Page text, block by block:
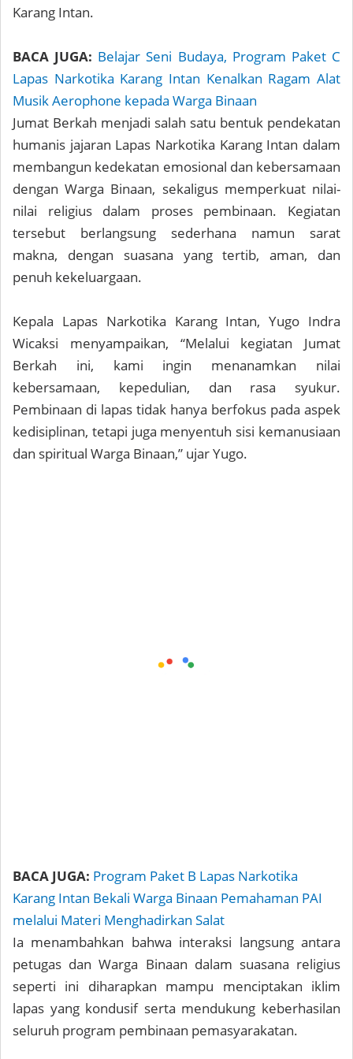
Karang Intan.
BACA JUGA: Belajar Seni Budaya, Program Paket C
Lapas Narkotika Karang Intan Kenalkan Ragam Alat
Musik Aerophone kepada Warga Binaan
Jumat Berkah menjadi salah satu bentuk pendekatan
humanis jajaran Lapas Narkotika Karang Intan dalam
membangun kedekatan emosional dan kebersamaan
dengan Warga Binaan, sekaligus memperkuat nilai-
nilai religius dalam proses pembinaan. Kegiatan
tersebut berlangsung sederhana namun sarat
makna, dengan suasana yang tertib, aman, dan
penuh kekeluargaan.
Kepala Lapas Narkotika Karang Intan, Yugo Indra
Wicaksi menyampaikan, “Melalui kegiatan Jumat
Berkah ini, kami ingin menanamkan nilai
kebersamaan, kepedulian, dan rasa syukur.
Pembinaan di lapas tidak hanya berfokus pada aspek
kedisiplinan, tetapi juga menyentuh sisi kemanusiaan
dan spiritual Warga Binaan,” ujar Yugo.
BACA JUGA: Program Paket B Lapas Narkotika
Karang Intan Bekali Warga Binaan Pemahaman PAI
melalui Materi Menghadirkan Salat
Ia menambahkan bahwa interaksi langsung antara
petugas dan Warga Binaan dalam suasana religius
seperti ini diharapkan mampu menciptakan iklim
lapas yang kondusif serta mendukung keberhasilan
seluruh program pembinaan pemasyarakatan.